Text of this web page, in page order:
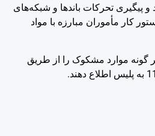
پیگیری تحرکات باندها و شبکه‌های
کار مأموران مبارزه با مواد
موارد مشکوک را از طریق